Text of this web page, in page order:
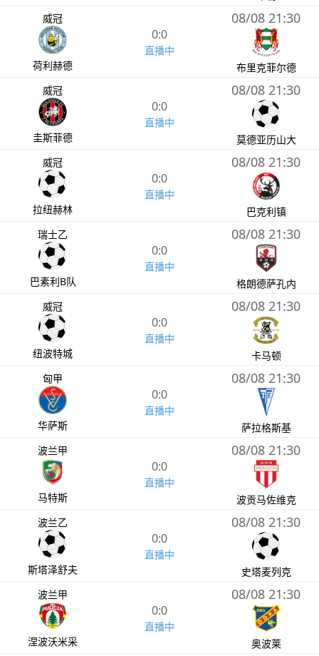
威冠
荷利赫德
0:0
直播中
08/08 21:30
布里克菲尔德
威冠
圭斯菲德
0:0
直播中
08/08 21:30
莫德亚历山大
威冠
拉纽赫林
0:0
直播中
08/08 21:30
巴克利镇
瑞士乙
巴素利B队
0:0
直播中
08/08 21:30
格朗德萨孔内
威冠
纽波特城
0:0
直播中
08/08 21:30
卡马顿
匈甲
华萨斯
0:0
直播中
08/08 21:30
萨拉格斯基
波兰甲
马特斯
0:0
直播中
08/08 21:30
波贡马佐维克
波兰乙
斯塔泽舒夫
0:0
直播中
08/08 21:30
史塔麦列克
波兰甲
涅波沃米采
0:0
直播中
08/08 21:30
奥波莱